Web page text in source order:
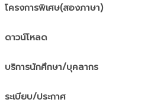
โครงการพิเศษ(สองภาษา)
ดาวน์โหลด
บริการนักศึกษา/บุคลากร
ระเบียบ/ประกาศ